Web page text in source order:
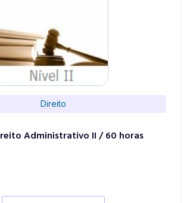
Direito
Administrativo II / 60 horas